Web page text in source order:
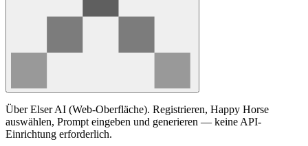
Über Elser AI (Web-Oberfläche). Registrieren, Happy Horse
auswählen, Prompt eingeben und generieren — keine API-
Einrichtung erforderlich.